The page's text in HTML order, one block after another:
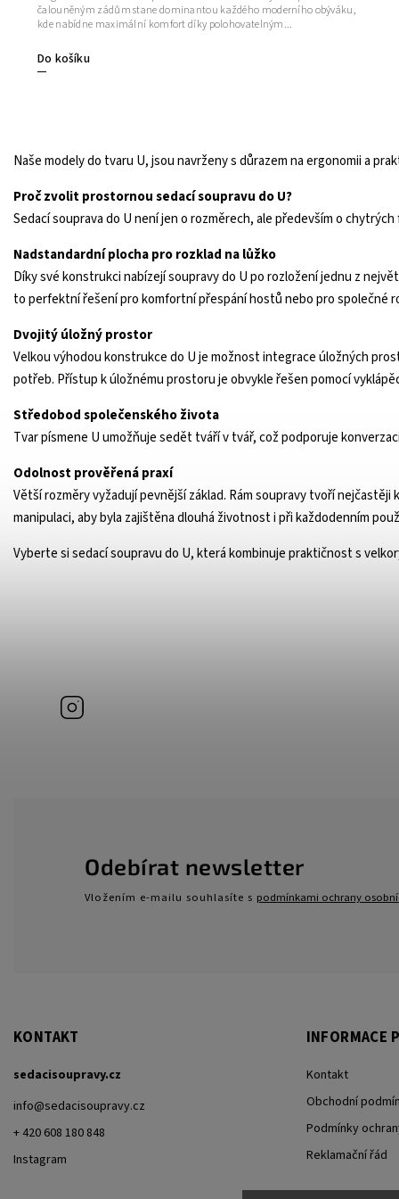
Do košíku
čalouněným zádům stane dominantou každého moderního obýváku,
kde nabídne maximální komfort díky polohovatelným...
Naše modely do tvaru U, jsou navrženy s důrazem na ergonomii a
Proč zvolit prostornou sedací soupravu do U?
Sedací souprava do U není jen o rozměrech, ale především o
Nadstandardní plocha pro rozklad na lůžko
Díky své konstrukci nabízejí soupravy do U po rozložení jednu z
to perfektní řešení pro komfortní přespání hostů nebo pro společné
Dvojitý úložný prostor
Velkou výhodou konstrukce do U je možnost integrace úložných
potřeb. Přístup k úložnému prostoru je obvykle řešen pomocí
Středobod společenského života
Tvar písmene U umožňuje sedět tváří v tvář, což podporuje
Odolnost prověřená praxí
Větší rozměry vyžadují pevnější základ. Rám soupravy tvoří
manipulaci, aby byla zajištěna dlouhá životnost i při každodenním
Vyberte si sedací soupravu do U, která kombinuje praktičnost s
Odebírat newsletter
Vložením e-mailu souhlasíte s podmínkami ochrany
KONTAKT
sedacisoupravy.cz
info@sedacisoupravy.cz
+ 420 608 180 848
Instagram
INFORMACE
Kontakt
Obchodní
Podmínky
Reklamační řád